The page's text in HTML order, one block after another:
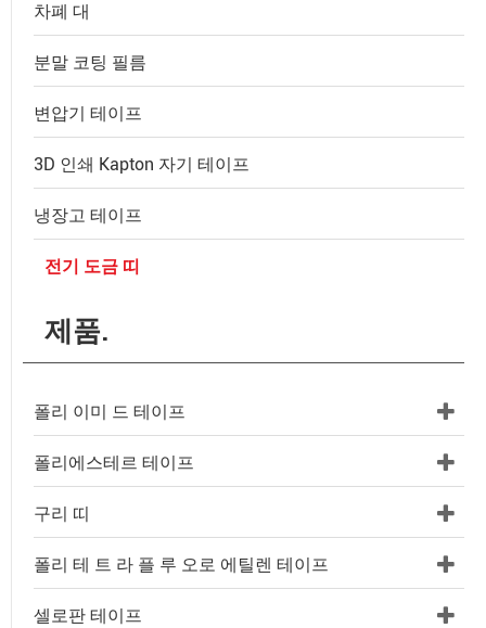
차폐 대
분말 코팅 필름
변압기 테이프
3D 인쇄 Kapton 자기 테이프
냉장고 테이프
전기 도금 띠
제품.
폴리 이미 드 테이프
폴리에스테르 테이프
구리 띠
폴리 테 트 라 플 루 오로 에틸렌 테이프
셀로판 테이프